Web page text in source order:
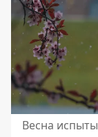
Весна